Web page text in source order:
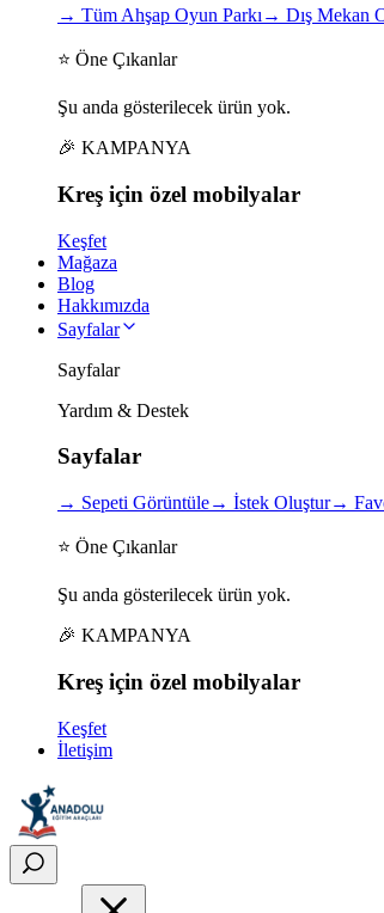
→ Tüm Ahşap Oyun Parkı → Dış Mekan
⭐ Öne Çıkanlar
Şu anda gösterilecek ürün yok.
🎉 KAMPANYA
Kreş için özel mobilyalar
Keşfet
Mağaza
Blog
Hakkımızda
Sayfalar
Sayfalar
Yardım & Destek
Sayfalar
→ Sepeti Görüntüle→ İstek Oluştur→
⭐ Öne Çıkanlar
Şu anda gösterilecek ürün yok.
🎉 KAMPANYA
Kreş için özel mobilyalar
Keşfet
İletişim